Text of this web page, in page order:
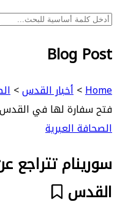
Blog Post
Home
>أخبار القدس>
فتح سفارة لها في القدس
الصحافة العبرية
سورينام
القدس